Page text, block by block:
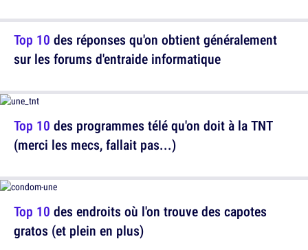
Top 10 des réponses qu'on obtient généralement
sur les forums d'entraide informatique
Top 10 des endroits où l'on trouve des capotes
gratos (et plein en plus)
Top 10 des programmes télé qu'on doit à la TNT
(merci les mecs, fallait pas...)